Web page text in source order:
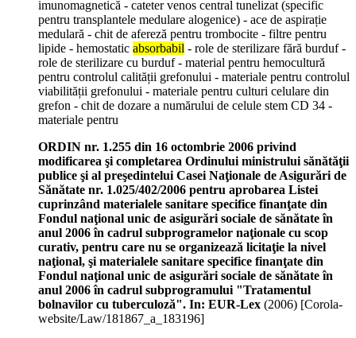
imunomagnetică - cateter venos central tunelizat (specific
pentru transplantele medulare alogenice) - ace de aspirație
medulară - chit de afereză pentru trombocite - filtre pentru
lipide - hemostatic absorbabil - role de sterilizare fără burduf -
role de sterilizare cu burduf - material pentru hemocultură
pentru controlul calității grefonului - materiale pentru controlul
viabilității grefonului - materiale pentru culturi celulare din
grefon - chit de dozare a numărului de celule stem CD 34 -
materiale pentru
ORDIN nr. 1.255 din 16 octombrie 2006 privind
modificarea şi completarea Ordinului ministrului sănătăţii
publice şi al preşedintelui Casei Naţionale de Asigurări de
Sănătate nr. 1.025/402/2006 pentru aprobarea Listei
cuprinzând materialele sanitare specifice finanţate din
Fondul naţional unic de asigurări sociale de sănătate în
anul 2006 în cadrul subprogramelor naţionale cu scop
curativ, pentru care nu se organizează licitaţie la nivel
naţional, şi materialele sanitare specifice finanţate din
Fondul naţional unic de asigurări sociale de sănătate în
anul 2006 în cadrul subprogramului "Tratamentul
bolnavilor cu tuberculoză". In: EUR-Lex (2006) [Corola-
website/Law/181867_a_183196]